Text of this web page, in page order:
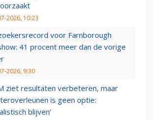
2026, 10:23
voor Farnborough
41 procent meer dan de vorige
2026, 9:30
ziet resultaten verbeteren, maar
is geen optie:
blijven’